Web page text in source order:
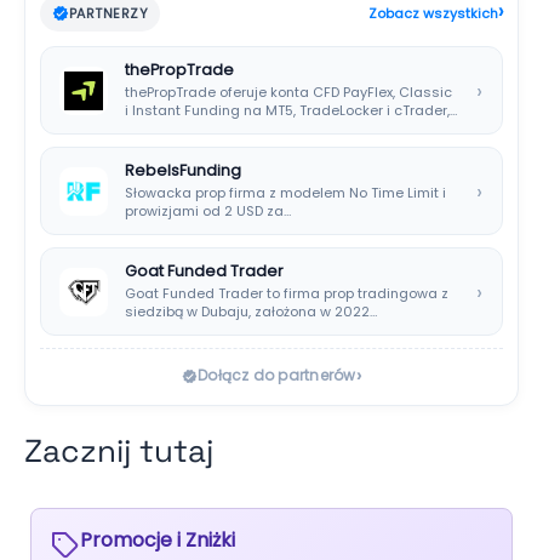
PARTNERZY Zobacz wszystkich›
thePropTrade
thePropTrade oferuje konta CFD PayFlex, Classic
i Instant Funding na MT5, TradeLocker i cTrader,…
›
RebelsFunding
Słowacka prop firma z modelem No Time Limit i
prowizjami od 2 USD za…
›
Goat Funded Trader
Goat Funded Trader to firma prop tradingowa z
siedzibą w Dubaju, założona w 2022…
›
Dołącz do partnerów›
Zacznij tutaj
Promocje i Zniżki